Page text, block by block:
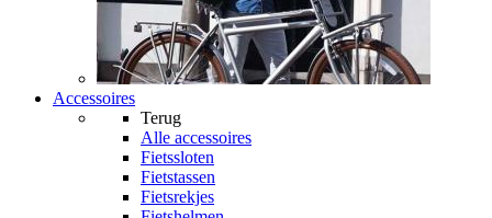
Accessoires
Terug
Alle accessoires
Fietssloten
Fietstassen
Fietsrekjes